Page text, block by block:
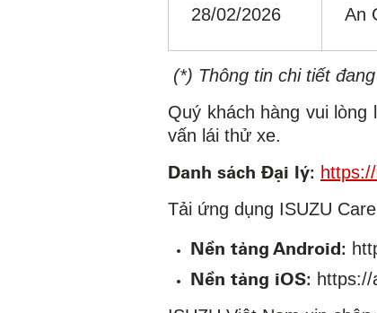
28/02/2026 An
(*) Thông tin chi tiết
Quý khách hàng vui
vấn lái thử xe.
Danh sách Đại lý:
Tải ứng dụng ISUZU
Nền tảng Android:
Nền tảng iOS: